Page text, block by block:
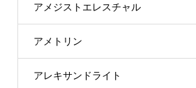
アメジストエレスチャル
アメトリン
アレキサンドライト